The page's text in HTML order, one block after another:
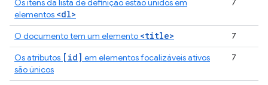
Os itens da lista de definição estão unidos em
elementos <dl>
7
O documento tem um elemento <title>
7
Os atributos [id] em elementos focalizáveis ativos
são únicos
7